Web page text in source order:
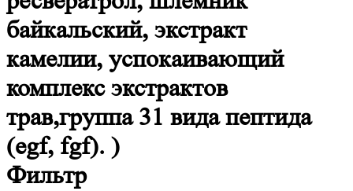
байкальский, экстракт
камелии, успокаивающий
комплекс экстрактов
трав,группа 31 вида пептида
(egf, fgf). )
Фильтр